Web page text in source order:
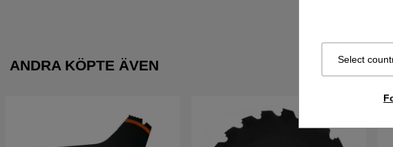
Select
ANDRA KÖPTE ÄVEN